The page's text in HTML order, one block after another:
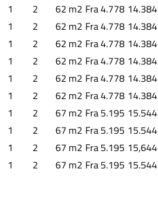
1
2 62 m2 Fra 4.778 14.384
1
2 62 m2 Fra 4.778 14.384
1
2 62 m2 Fra 4.778 14.384
1
2 62 m2 Fra 4.778 14.384
1
2 62 m2 Fra 4.778 14.384
1
2 62 m2 Fra 4.778 14.384
1
2 67 m2 Fra 5.195 15.544
1
2 67 m2 Fra 5.195 15.544
1
2 67 m2 Fra 5.195 15,644
1
2 67 m2 Fra 5.195 15.544